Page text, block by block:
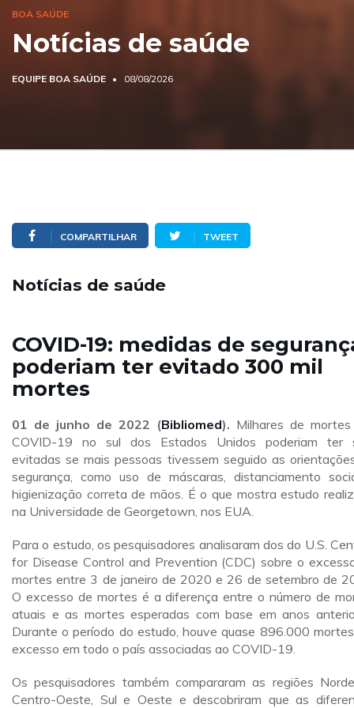
BOA SAÚDE
Notícias de saúde
EQUIPE BOA SAÚDE 08/08/2026
COMPARTILHAR TWEET
Notícias de saúde
COVID-19: medidas de
poderiam ter evitado 300 mil
mortes
01 de junho de 2022 (Bibliomed). Milhares de
COVID-19 no sul dos Estados Unidos poderiam ter
evitadas se mais pessoas tivessem seguido as
segurança, como uso de máscaras, distanciamento
higienização correta de mãos. É o que mostra estudo
na Universidade de Georgetown, nos EUA.
Para o estudo, os pesquisadores analisaram dos do U.S.
for Disease Control and Prevention (CDC) sobre o
mortes entre 3 de janeiro de 2020 e 26 de setembro de
O excesso de mortes é a diferença entre o número de
atuais e as mortes esperadas com base em anos
Durante o período do estudo, houve quase 896.000
excesso em todo o país associadas ao COVID-19.
Os pesquisadores também compararam as regiões
Centro-Oeste, Sul e Oeste e descobriram que as